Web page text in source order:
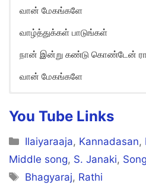
வான் மேகங்களே
வாழ்த்துக்கள் பாடுங்கள்
நான் இன்று கண்டு கொண்டேன்
வான் மேகங்களே
Lyrics in English
Vaan megangalae
Vaazhthugal paadungal
Naan indru kandu konden
You Tube Links
Categories
Ilaiyaraaja, Kannadasan,
Middle song, S. Janaki,
Tags
Bhagyaraj, Rathi